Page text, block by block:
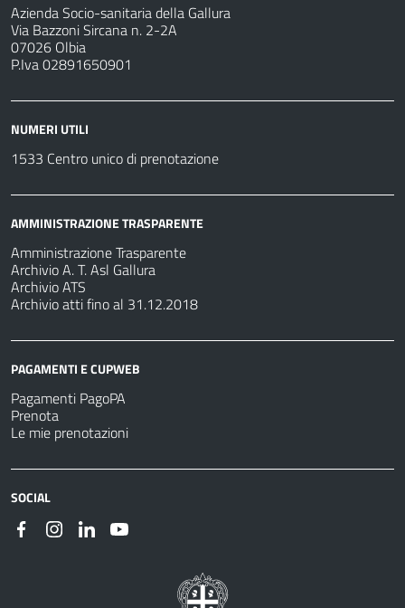
Azienda Socio-sanitaria della Gallura
Via Bazzoni Sircana n. 2-2A
07026 Olbia
P.Iva 02891650901
NUMERI UTILI
1533 Centro unico di prenotazione
AMMINISTRAZIONE TRASPARENTE
Amministrazione Trasparente
Archivio A. T. Asl Gallura
Archivio ATS
Archivio atti fino al 31.12.2018
PAGAMENTI E CUPWEB
Pagamenti PagoPA
Prenota
Le mie prenotazioni
SOCIAL